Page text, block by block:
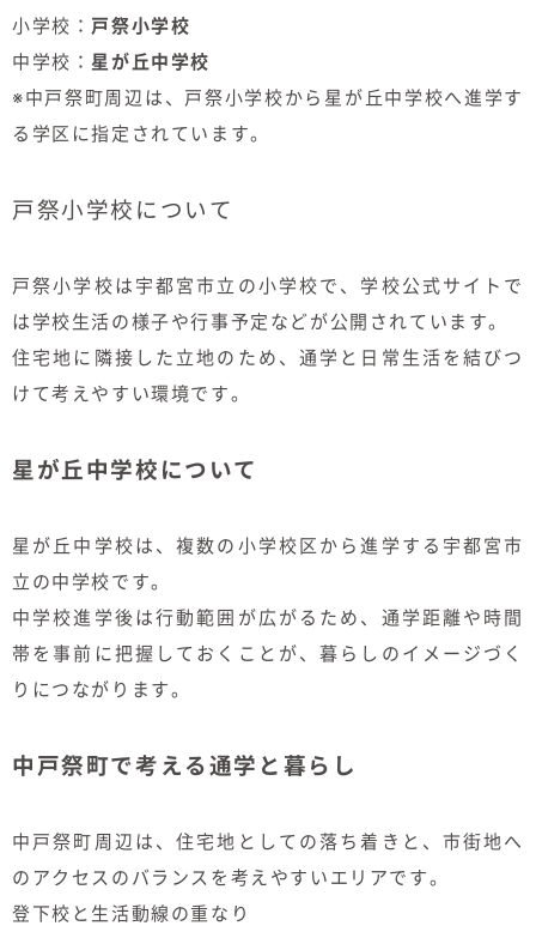
小学校： 戸祭小学校
中学校：星が丘中学校
※中戸祭町周辺は、戸祭小学校から星が丘中学校へ進学す
る学区に指定されています。
戸祭小学校について
戸祭小学校は宇都宮市立の小学校で、学校公式サイトで
は学校生活の様子や行事予定などが公開されています。
住宅地に隣接した立地のため、通学と日常生活を結びつ
けて考えやすい環境です。
星が丘中学校について
星が丘中学校は、複数の小学校区から進学する宇都宮市
立の中学校です。
中学校進学後は行動範囲が広がるため、通学距離や時間
帯を事前に把握しておくことが、暮らしのイメージづく
りにつながります。
中戸祭町で考える通学と暮らし
中戸祭町周辺は、住宅地としての落ち着きと、市街地へ
のアクセスのバランスを考えやすいエリアです。
登下校と生活動線の重なり